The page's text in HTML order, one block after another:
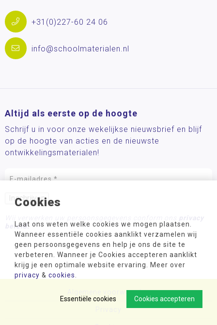
Cookies
Laat ons weten welke cookies we mogen plaatsen.
Wanneer essentiële cookies aanklikt verzamelen wij
geen persoonsgegevens en help je ons de site te
verbeteren. Wanneer je Cookies accepteren aanklikt
krijg je een optimale website ervaring. Meer over
privacy & cookies
Cookies accepteren
Essentiële cookies
+31(0)227-60 24 06
info@schoolmaterialen.nl
Altijd als eerste op de hoogte
Schrijf u in voor onze wekelijkse nieuwsbrief en blijf
op de hoogte van acties en de nieuwste
ontwikkelingsmaterialen!
beleid.
Algemene voorwaarden